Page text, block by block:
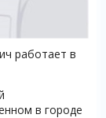
работает в
в городе